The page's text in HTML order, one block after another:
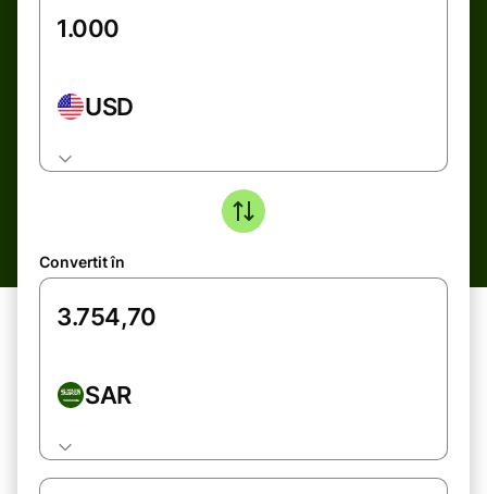
USD
Convertit în
SAR